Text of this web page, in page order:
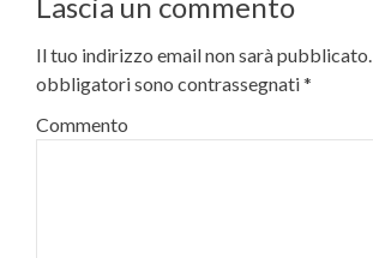
Il tuo indirizzo email non sarà pubblicato.
obbligatori sono contrassegnati*
Commento